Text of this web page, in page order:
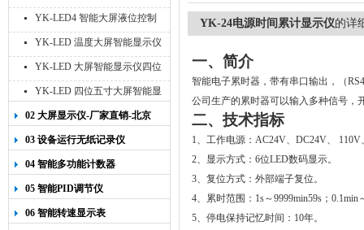
仪
YK-LED4 智能大屏液位控制
仪
YK-LED 温度大屏智能显示仪
四位十寸
YK-LED 大屏智能显示仪四位
八寸
YK-LED 四位五寸大屏智能显
示仪
02 大屏显示仪-厂家直销-北京
宇科泰吉
03 设备运行无纸记录仪
04 智能多功能计数器
05 智能PID调节仪
06 智能转速显示表
YK-24电源时间累计显示仪的详
一、简介
智能电子累时器，带有串口输出，（
公司生产的累时器可以输入多种信号，
二、技术指标
1、工作电源： AC24V、 DC24V、 110V
2、显示方式： 6位LED数码显示。
3、复位方式：外部端子复位。
4、累时范围： 1s～9999min59s ； 0.1min
5、停电保持记忆时间： 10年。